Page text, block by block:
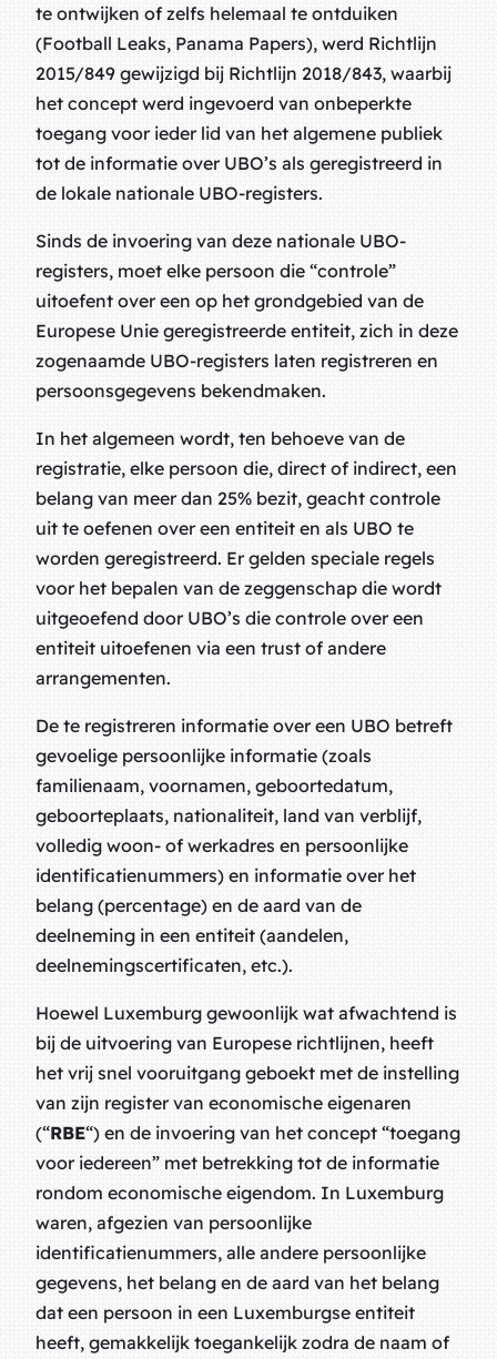
te ontwijken of zelfs helemaal te ontduiken
(Football Leaks, Panama Papers), werd Richtlijn
2015/849 gewijzigd bij Richtlijn 2018/843, waarbij
het concept werd ingevoerd van onbeperkte
toegang voor ieder lid van het algemene publiek
tot de informatie over UBO’s als geregistreerd in
de lokale nationale UBO-registers.
Sinds de invoering van deze nationale UBO-
registers, moet elke persoon die “controle”
uitoefent over een op het grondgebied van de
Europese Unie geregistreerde entiteit, zich in deze
zogenaamde UBO-registers laten registreren en
persoonsgegevens bekendmaken.
In het algemeen wordt, ten behoeve van de
registratie, elke persoon die, direct of indirect, een
belang van meer dan 25% bezit, geacht controle
uit te oefenen over een entiteit en als UBO te
worden geregistreerd. Er gelden speciale regels
voor het bepalen van de zeggenschap die wordt
uitgeoefend door UBO’s die controle over een
entiteit uitoefenen via een trust of andere
arrangementen.
De te registreren informatie over een UBO betreft
gevoelige persoonlijke informatie (zoals
familienaam, voornamen, geboortedatum,
geboorteplaats, nationaliteit, land van verblijf,
volledig woon- of werkadres en persoonlijke
identificatienummers) en informatie over het
belang (percentage) en de aard van de
deelneming in een entiteit (aandelen,
deelnemingscertificaten, etc.).
Hoewel Luxemburg gewoonlijk wat afwachtend is
bij de uitvoering van Europese richtlijnen, heeft
het vrij snel vooruitgang geboekt met de instelling
van zijn register van economische eigenaren
(“RBE“) en de invoering van het concept “toegang
voor iedereen” met betrekking tot de informatie
rondom economische eigendom. In Luxemburg
waren, afgezien van persoonlijke
identificatienummers, alle andere persoonlijke
gegevens, het belang en de aard van het belang
dat een persoon in een Luxemburgse entiteit
heeft, gemakkelijk toegankelijk zodra de naam of